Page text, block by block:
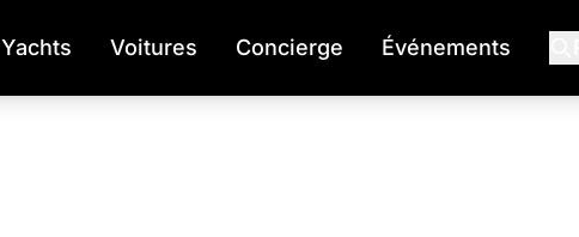
Yachts Voitures Concierge Événements